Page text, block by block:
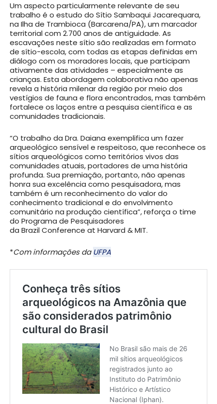
Um aspecto particularmente relevante de seu
trabalho é o estudo do Sítio Sambaqui Jacarequara,
na Ilha de Trambioca (Barcarena/PA), um marcador
territorial com 2.700 anos de antiguidade. As
escavações neste sítio são realizadas em formato
de sítio-escola, com todas as etapas definidas em
diálogo com os moradores locais, que participam
ativamente das atividades – especialmente as
crianças. Esta abordagem colaborativa não apenas
revela a história milenar da região por meio dos
vestígios de fauna e flora encontrados, mas também
fortalece os laços entre a pesquisa científica e as
comunidades tradicionais.
“O trabalho da Dra. Daiana exemplifica um fazer
arqueológico sensível e respeitoso, que reconhece os
sítios arqueológicos como territórios vivos das
comunidades atuais, portadores de uma história
profunda. Sua premiação, portanto, não apenas
honra sua excelência como pesquisadora, mas
também é um reconhecimento do valor do
conhecimento tradicional e do envolvimento
comunitário na produção científica”, reforça o time
do Programa de Pesquisadores
da Brazil Conference at Harvard & MIT.
*Com informações da UFPA